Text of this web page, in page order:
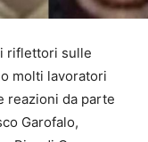
riflettori sulle
molti lavoratori
reazioni da parte
Garofalo,